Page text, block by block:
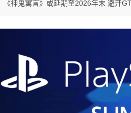
《神鬼寓言》或延期至2026年末 避开